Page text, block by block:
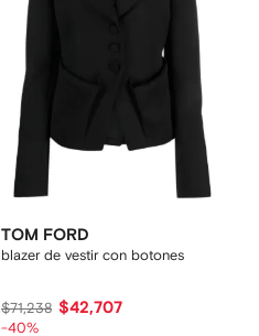
TOM FORD
blazer de vestir con botones
$71,238 $42,707
-40%